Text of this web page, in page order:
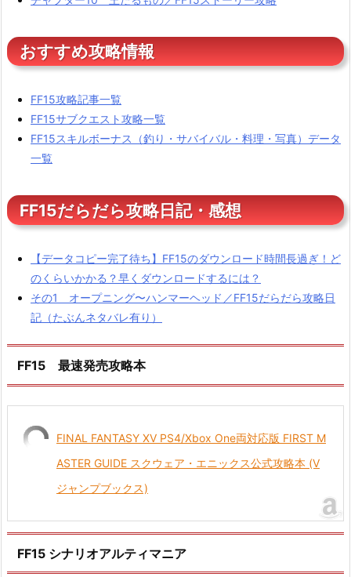
おすすめ攻略情報
FF15攻略記事一覧
FF15サブクエスト攻略一覧
FF15スキルボーナス（釣り・サバイバル・料理・写真）データ
一覧
FF15だらだら攻略日記・感想
【データコピー完了待ち】FF15のダウンロード時間長過ぎ！ど
のくらいかかる？早くダウンロードするには？
その1 オープニング〜ハンマーヘッド／FF15だらだら攻略日
記（たぶんネタバレ有り）
FF15 最速発売攻略本
FINAL FANTASY XV PS4/Xbox One両対応版 FIRST M
ASTER GUIDE スクウェア・エニックス公式攻略本 (V
ジャンプブックス)
FF15 シナリオアルティマニア